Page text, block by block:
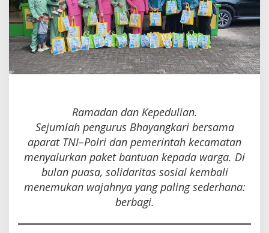
Ramadan dan Kepedulian.
Sejumlah pengurus Bhayangkari bersama
aparat TNI–Polri dan pemerintah kecamatan
menyalurkan paket bantuan kepada warga. Di
bulan puasa, solidaritas sosial kembali
menemukan wajahnya yang paling sederhana:
berbagi.